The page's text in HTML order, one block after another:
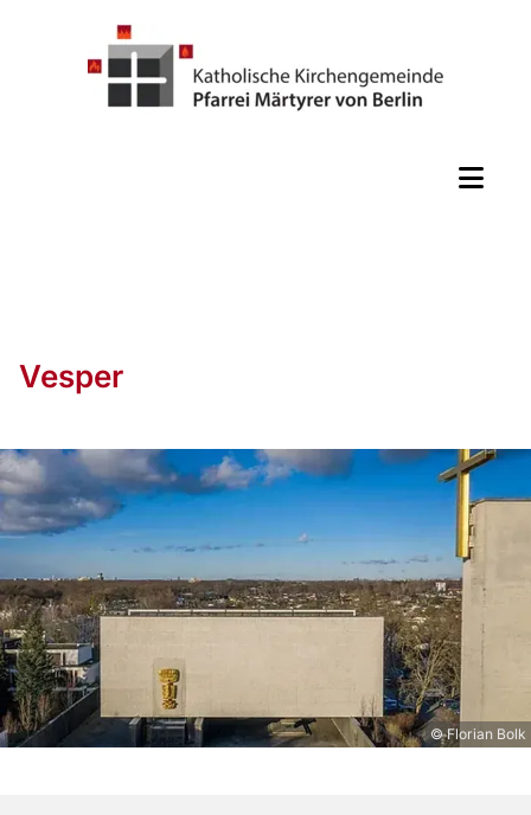
Vesper
© Florian Bolk